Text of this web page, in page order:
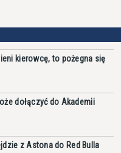
kierowcę, to pożegna się
dołączyć do Akademii
z Astona do Red Bulla